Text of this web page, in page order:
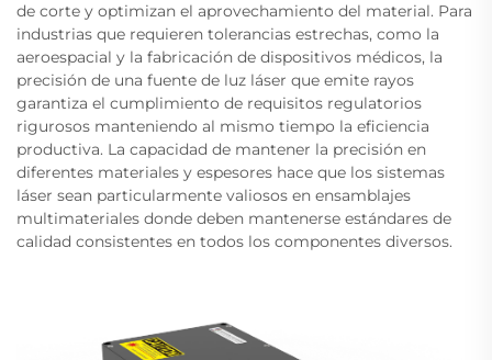
de corte y optimizan el aprovechamiento del material. Para
industrias que requieren tolerancias estrechas, como la
aeroespacial y la fabricación de dispositivos médicos, la
precisión de una fuente de luz láser que emite rayos
garantiza el cumplimiento de requisitos regulatorios
rigurosos manteniendo al mismo tiempo la eficiencia
productiva. La capacidad de mantener la precisión en
diferentes materiales y espesores hace que los sistemas
láser sean particularmente valiosos en ensamblajes
multimateriales donde deben mantenerse estándares de
calidad consistentes en todos los componentes diversos.